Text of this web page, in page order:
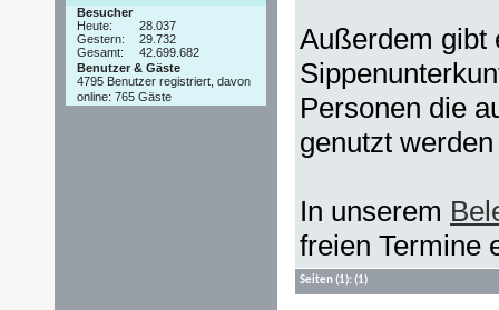
Besucher
Heute:
28.037
Gestern:
29.732
Gesamt:
42.699.682
Benutzer & Gäste
4795 Benutzer registriert, davon
online: 765 Gäste
Außerdem gibt
Personen die
genutzt
In unserem
freien Termine
Seiten(1): (1)